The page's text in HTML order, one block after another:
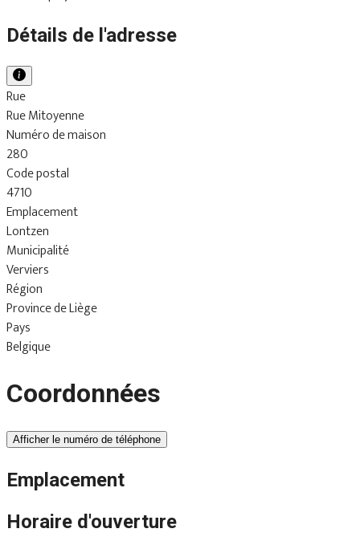
Détails de l'adresse
Rue
Rue Mitoyenne
Numéro de maison
280
Code postal
4710
Emplacement
Lontzen
Municipalité
Verviers
Région
Province de Liège
Pays
Belgique
Coordonnées
Afficher le numéro de téléphone
Emplacement
Horaire d'ouverture